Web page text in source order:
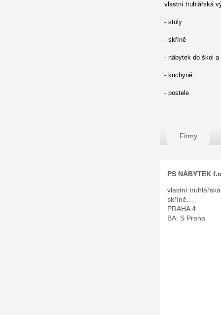
vlastní truhlářská
- stoly
- skříně
- nábytek do škol
- kuchyně
- postele
Firmy
PS NÁBYTEK
vlastní
skříně…
PRAHA 4
BA: S Praha